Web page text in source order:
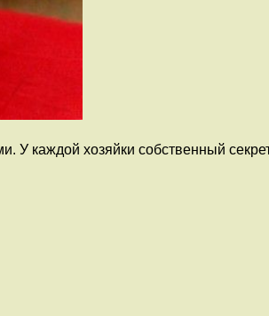
каждой хозяйки собственный